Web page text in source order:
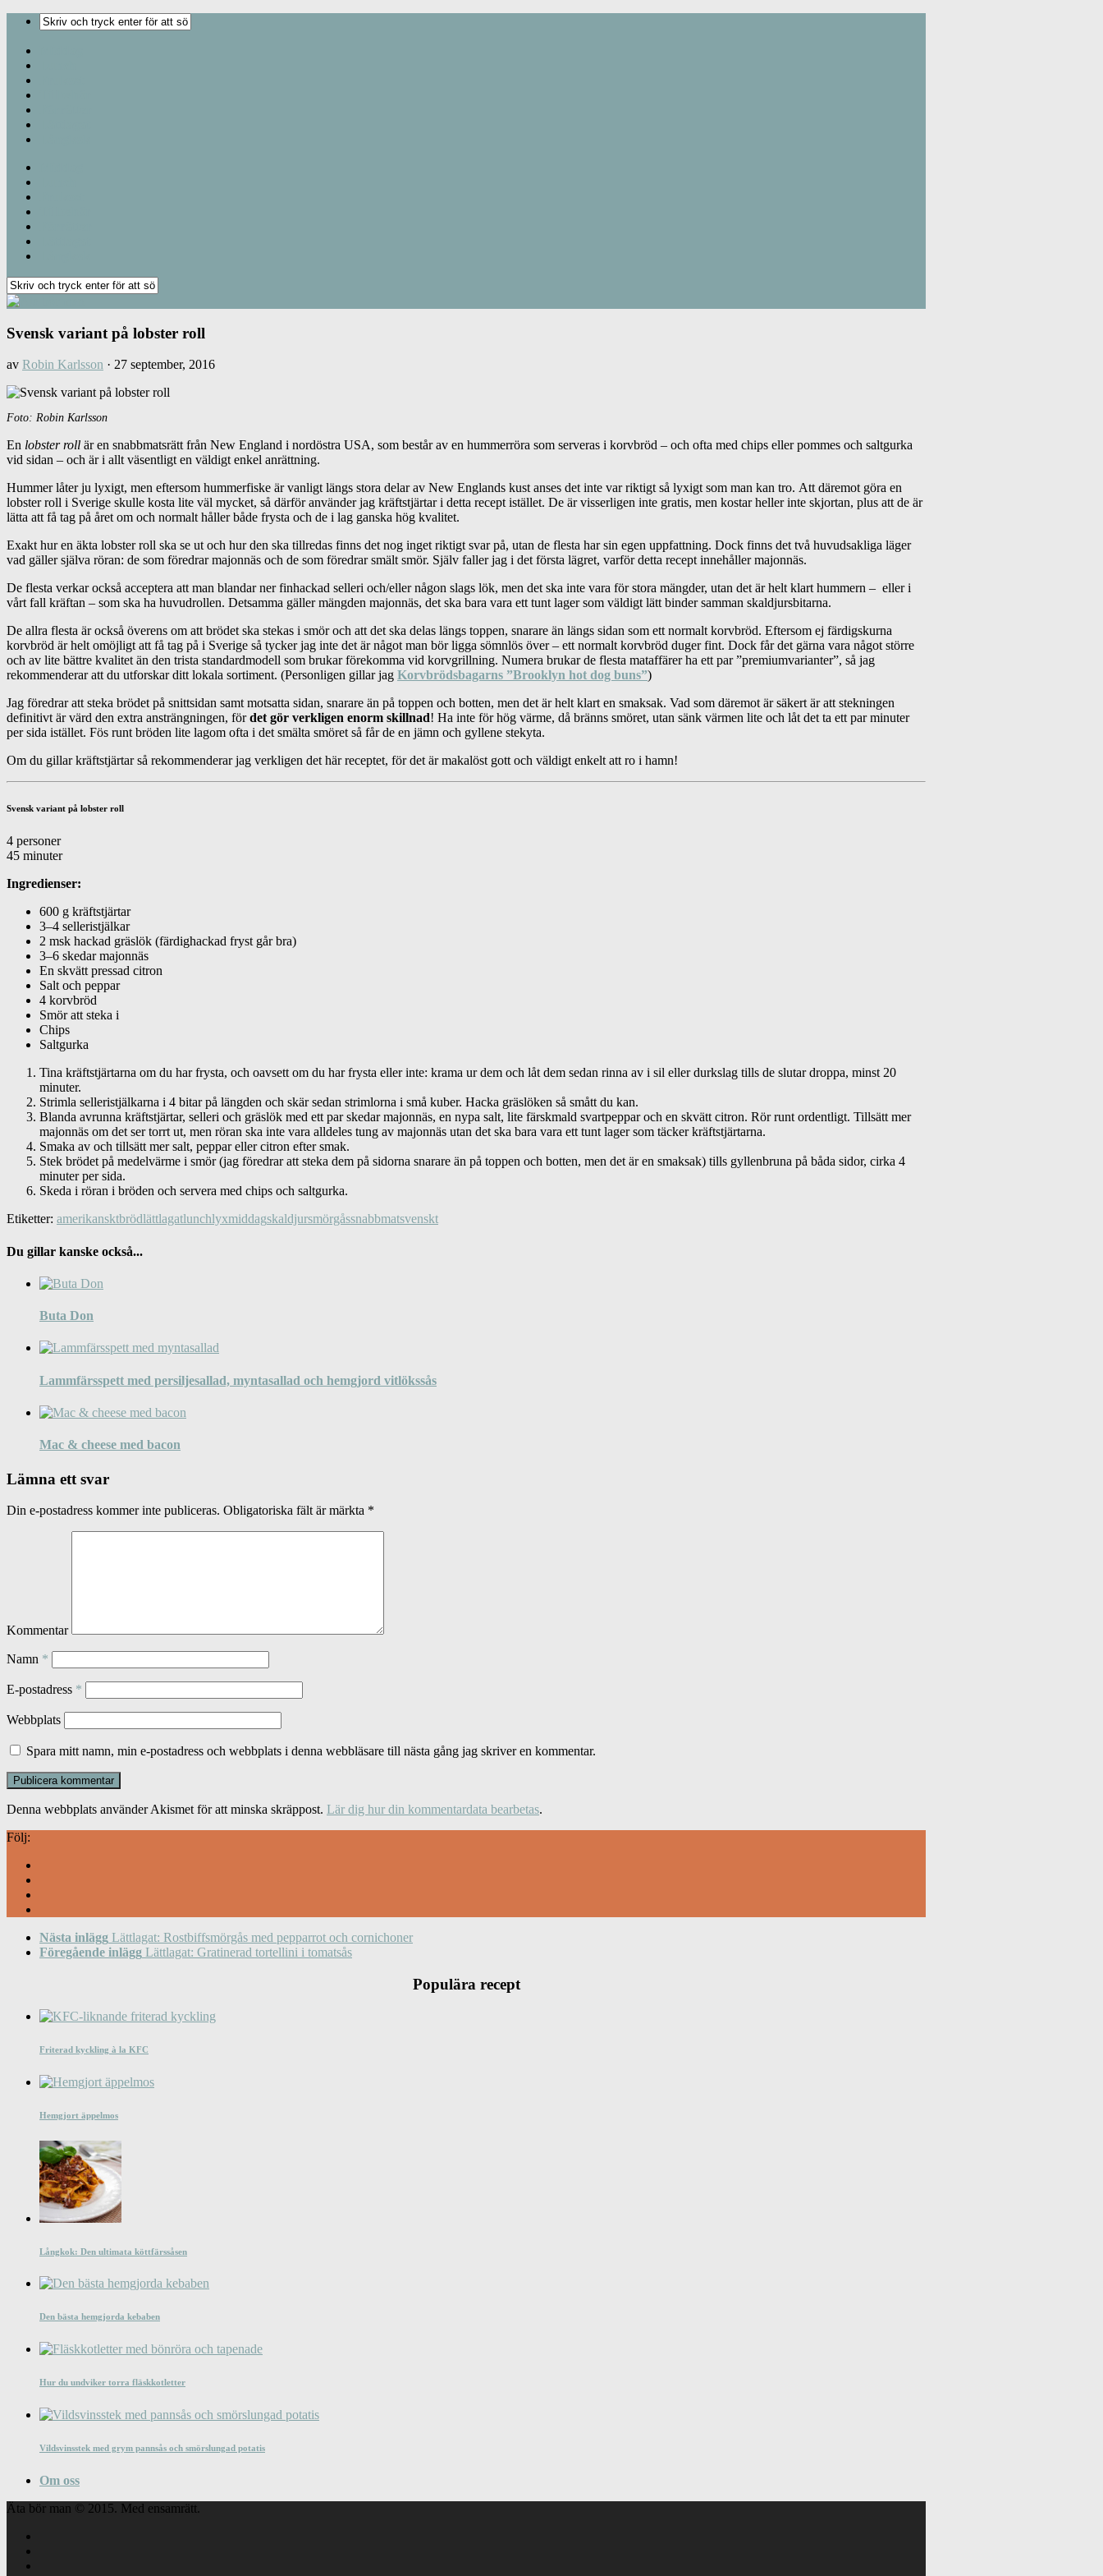
Svensk variant på lobster roll
av Robin Karlsson · 27 september, 2016
Foto: Robin Karlsson
En lobster roll är en snabbmatsrätt från New England i nordöstra USA, som består av en hummerröra som serveras i korvbröd – och ofta med chips eller pommes och saltgurka
vid sidan – och är i allt väsentligt en väldigt enkel anrättning.
Hummer låter ju lyxigt, men eftersom hummerfiske är vanligt längs stora delar av New Englands kust anses det inte var riktigt så lyxigt som man kan tro. Att däremot göra en
lobster roll i Sverige skulle kosta lite väl mycket, så därför använder jag kräftstjärtar i detta recept istället. De är visserligen inte gratis, men kostar heller inte skjortan, plus att de är
lätta att få tag på året om och normalt håller både frysta och de i lag ganska hög kvalitet.
Exakt hur en äkta lobster roll ska se ut och hur den ska tillredas finns det nog inget riktigt svar på, utan de flesta har sin egen uppfattning. Dock finns det två huvudsakliga läger
vad gäller själva röran: de som föredrar majonnäs och de som föredrar smält smör. Själv faller jag i det första lägret, varför detta recept innehåller majonnäs.
De flesta verkar också acceptera att man blandar ner finhackad selleri och/eller någon slags lök, men det ska inte vara för stora mängder, utan det är helt klart hummern – eller i
vårt fall kräftan – som ska ha huvudrollen. Detsamma gäller mängden majonnäs, det ska bara vara ett tunt lager som väldigt lätt binder samman skaldjursbitarna.
De allra flesta är också överens om att brödet ska stekas i smör och att det ska delas längs toppen, snarare än längs sidan som ett normalt korvbröd. Eftersom ej färdigskurna
korvbröd är helt omöjligt att få tag på i Sverige så tycker jag inte det är något man bör ligga sömnlös över – ett normalt korvbröd duger fint. Dock får det gärna vara något större
och av lite bättre kvalitet än den trista standardmodell som brukar förekomma vid korvgrillning. Numera brukar de flesta mataffärer ha ett par ”premiumvarianter”, så jag
rekommenderar att du utforskar ditt lokala sortiment. (Personligen gillar jag Korvbrödsbagarns ”Brooklyn hot dog buns”)
Jag föredrar att steka brödet på snittsidan samt motsatta sidan, snarare än på toppen och botten, men det är helt klart en smaksak. Vad som däremot är säkert är att stekningen
definitivt är värd den extra ansträngningen, fördet gör verkligen enorm skillnad! Ha inte för hög värme, då bränns smöret, utan sänk värmen lite och låt det ta ett par minuter
per sida istället. Fös runt bröden lite lagom ofta i det smälta smöret så får de en jämn och gyllene stekyta.
Om du gillar kräftstjärtar så rekommenderar jag verkligen det här receptet, för det är makalöst gott och väldigt enkelt att ro i hamn!
Svensk variant på lobster roll
4 personer
45 minuter
Ingredienser:
600 g kräftstjärtar
3–4 selleristjälkar
2 msk hackad gräslök (färdighackad fryst går bra)
3–6 skedar majonnäs
En skvätt pressad citron
Salt och peppar
4 korvbröd
Smör att steka i
Chips
Saltgurka
Tina kräftstjärtarna om du har frysta, och oavsett om du har frysta eller inte: krama ur dem och låt dem sedan rinna av i sil eller durkslag tills de slutar droppa, minst 20
minuter.
Strimla selleristjälkarna i 4 bitar på längden och skär sedan strimlorna i små kuber. Hacka gräslöken så smått du kan.
Blanda avrunna kräftstjärtar, selleri och gräslök med ett par skedar majonnäs, en nypa salt, lite färskmald svartpeppar och en skvätt citron. Rör runt ordentligt. Tillsätt mer
majonnäs om det ser torrt ut, men röran ska inte vara alldeles tung av majonnäs utan det ska bara vara ett tunt lager som täcker kräftstjärtarna.
Smaka av och tillsätt mer salt, peppar eller citron efter smak.
Stek brödet på medelvärme i smör (jag föredrar att steka dem på sidorna snarare än på toppen och botten, men det är en smaksak) tills gyllenbruna på båda sidor, cirka 4
minuter per sida.
Skeda i röran i bröden och servera med chips och saltgurka.
Etiketter: amerikansktbrödlättlagatlunchlyxmiddagskaldjursmörgåssnabbmatsvenskt
Du gillar kanske också...
Buta Don
Lammfärsspett med persiljesallad, myntasallad och hemgjord vitlökssås
Mac & cheese med bacon
Lämna ett svar
Din e-postadress kommer inte publiceras. Obligatoriska fält är märkta *
Kommentar
Namn *
E-postadress *
Webbplats
Spara mitt namn, min e-postadress och webbplats i denna webbläsare till nästa gång jag skriver en kommentar.
Denna webbplats använder Akismet för att minska skräppost. Lär dig hur din kommentardata bearbetas.
Följ:
Nästa inlägg Lättlagat: Rostbiffsmörgås med pepparrot och cornichoner
Föregående inlägg Lättlagat: Gratinerad tortellini i tomatsås
Populära recept
Friterad kyckling à la KFC
Hemgjort äppelmos
Långkok: Den ultimata köttfärssåsen
Den bästa hemgjorda kebaben
Hur du undviker torra fläskkotletter
Vildsvinsstek med grym pannsås och smörslungad potatis
Om oss
Äta bör man © 2015. Med ensamrätt.